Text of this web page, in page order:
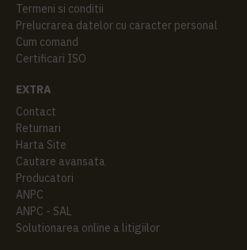
Termeni si conditii
Prelucrarea datelor cu caracter personal
Cum comand
Certificari ISO
EXTRA
Contact
Returnari
Harta Site
Cautare avansata
Producatori
ANPC
ANPC - SAL
Solutionarea online a litigiilor